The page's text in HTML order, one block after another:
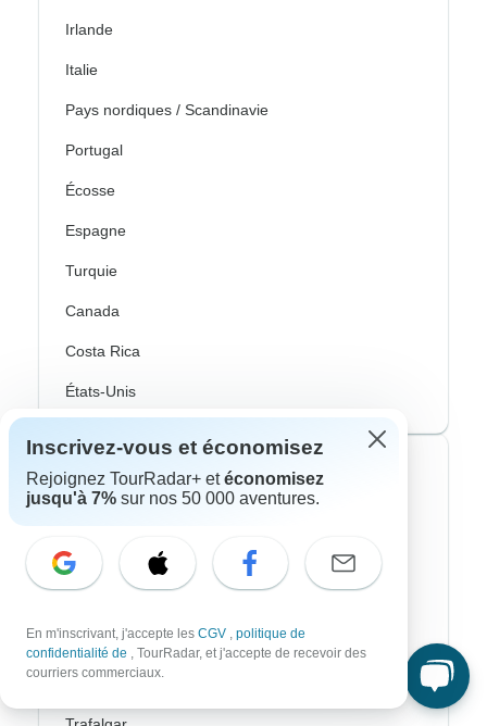
Irlande
Italie
Pays nordiques / Scandinavie
Portugal
Écosse
Espagne
Turquie
Canada
Costa Rica
États-Unis
Voyagistes les plus populaires
Cosmos
Intrepid
Inscrivez-vous et économisez
Rejoignez TourRadar+ etéconomisez
jusqu'à 7% sur nos 50 000 aventures.
En m'inscrivant, j'accepte les CGV , politique de
confidentialité de , TourRadar, et j'accepte de recevoir des
courriers commerciaux.